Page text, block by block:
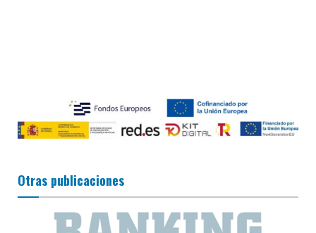
Otras publicaciones